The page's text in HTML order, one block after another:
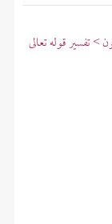
> تفسير قوله تعالى